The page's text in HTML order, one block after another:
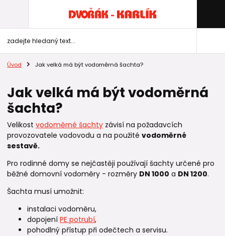
Úvod Jak velká má být vodoměrná šachta?
Jak velká má být vodoměrná
šachta?
Velikost vodoměrné šachty závisí na požadavcích
provozovatele vodovodu a na použité vodoměrné
sestavě.
Pro rodinné domy se nejčastěji používají šachty určené pro
běžné domovní vodoměry - rozměry DN 1000 a DN 1200.
Šachta musí umožnit:
instalaci vodoměru,
dopojení PE potrubí,
pohodlný přístup při odečtech a servisu.